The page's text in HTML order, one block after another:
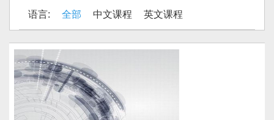
语言: 全部 中文课程 英文课程